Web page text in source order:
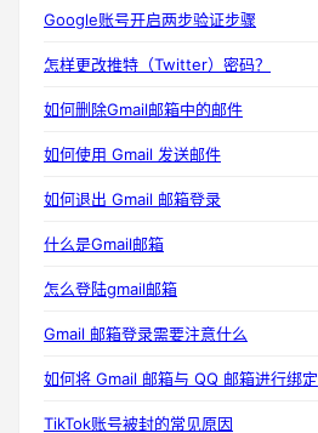
Google账号开启两步验证步骤
怎样更改推特（Twitter）密码？
如何删除Gmail邮箱中的邮件
如何使用 Gmail 发送邮件
如何退出 Gmail 邮箱登录
什么是Gmail邮箱
怎么登陆gmail邮箱
Gmail 邮箱登录需要注意什么
如何将 Gmail 邮箱与 QQ 邮箱进行绑定
TikTok账号被封的常见原因